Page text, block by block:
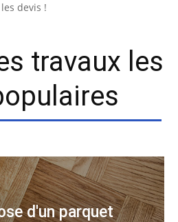
les devis !
travaux les
d'un parquet